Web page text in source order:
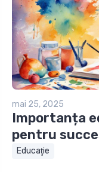
mai 25, 2025
Importanța
pentru
Educaţie